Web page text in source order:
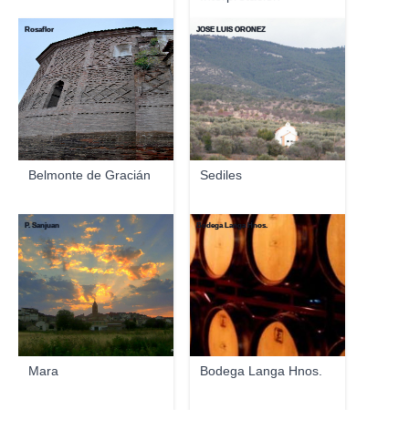
Belmonte de Gracián
Rosaflor
Sediles
JOSE LUIS OROÑEZ
Mara
P. Sanjuan
Bodega Langa Hnos.
Bodega Langa Hnos.